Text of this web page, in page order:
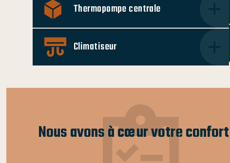
Thermopompe centrale
Climatiseur
Nous avons à cœur votre confort